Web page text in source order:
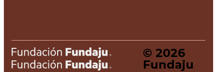
Home
© 2026
Fundaju